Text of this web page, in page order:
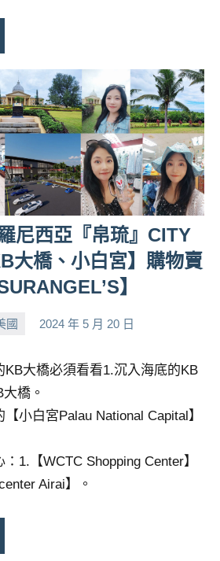
尼西亞『帛琉』CITY
大橋、小白宮】購物賣
】
國 2024 年 5 月 20 日
KB大橋必須看看1.沉入海底的KB
橋。
小白宮Palau National Capital】
1.【WCTC Shopping Center】
Airai】。